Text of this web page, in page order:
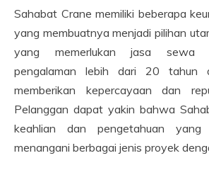
Sahabat Crane memiliki beberapa
yang membuatnya menjadi pilihan
yang memerlukan jasa sewa
pengalaman lebih dari 20 tahun
memberikan kepercayaan dan
Pelanggan dapat yakin bahwa
keahlian dan pengetahuan yang
menangani berbagai jenis proyek